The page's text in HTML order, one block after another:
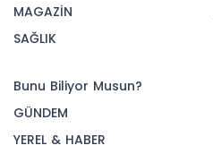
MAGAZİN
SAĞLIK
Bunu Biliyor Musun?
GÜNDEM
YEREL & HABER